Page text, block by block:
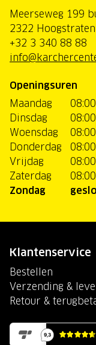
Meerseweg 199
2322 Hoogstraten
+32 3 340 88 88
Openingsuren
Maandag
Dinsdag
Woensdag
Donderdag
Vrijdag
Zaterdag
Zondag
Klantenservice
Bestellen
Verzending &
Retour &